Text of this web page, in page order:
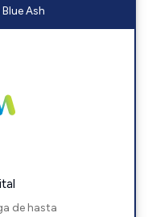
Ash
de hasta